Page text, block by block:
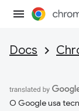
Docs
O Google usa